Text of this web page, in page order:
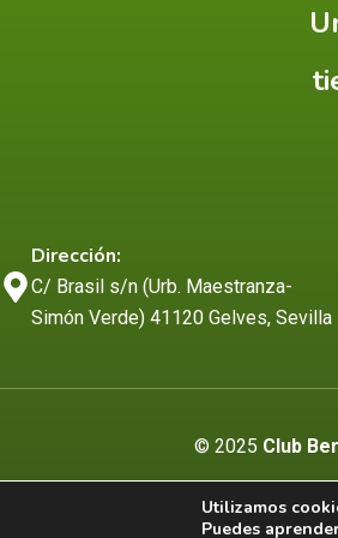
Dirección:
C/ Brasil s/n (Urb. Maestranza-
Simón Verde) 41120 Gelves, Sevilla
© 2025 Club
Utilizamos
Puedes